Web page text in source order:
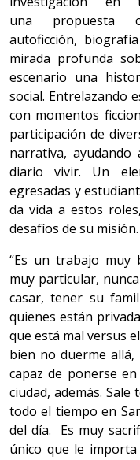
una
propuesta
autoficción,
mirada profunda
escenario una
social. Entrelazando
con momentos
participación de
narrativa,
diario vivir. Un
egresadas y
da vida a estos
desafíos de su misión.
“Es un trabajo muy
muy particular,
casar, tener su
quienes están
que está mal versus
bien no duerme allá,
capaz de ponerse
ciudad, además.
todo el tiempo en
del día. Es muy
único que le